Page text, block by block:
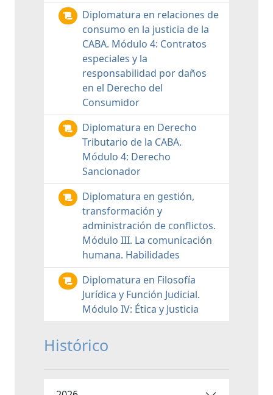
Diplomatura en relaciones de
consumo en la justicia de la
CABA. Módulo 4: Contratos
especiales y la
responsabilidad por daños
en el Derecho del
Consumidor
Diplomatura en Derecho
Tributario de la CABA.
Módulo 4: Derecho
Sancionador
Diplomatura en gestión,
transformación y
administración de conflictos.
Módulo III. La comunicación
humana. Habilidades
Diplomatura en Filosofía
Jurídica y Función Judicial.
Módulo IV: Ética y Justicia
Histórico